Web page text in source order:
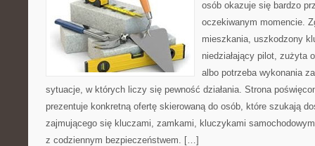
osób okazuje się bardzo
oczekiwanym momencie.
mieszkania, uszkodzony
niedziałający pilot, zużyta
albo potrzeba wykonania
sytuacje, w których liczy się pewność działania. Strona
prezentuje konkretną ofertę skierowaną do osób, które szukają
zajmującego się kluczami, zamkami, kluczykami
z codziennym bezpieczeństwem. […]